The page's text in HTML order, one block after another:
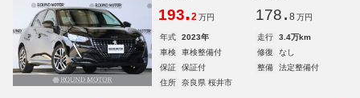
193.2 万円 178. 8 万円
年式 2023年 走行
3.4万km
車検
車検整備付 修復
なし
保証
保証付 整備
法定整備付
住所
奈良県 桜井市